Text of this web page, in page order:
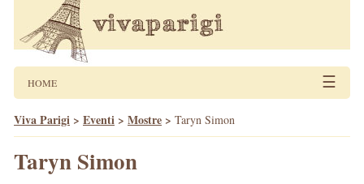
HOME ☰
Viva Parigi > Eventi > Mostre > Taryn Simon
Taryn Simon